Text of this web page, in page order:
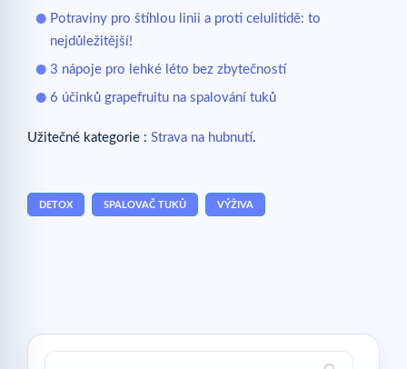
Potraviny pro štíhlou linii a proti celulitidě: to
nejdůležitější!
3 nápoje pro lehké léto bez zbytečností
6 účinků grapefruitu na spalování tuků
Užitečné kategorie : Strava na hubnutí.
DETOX SPALOVAČ TUKŮ VÝŽIVA